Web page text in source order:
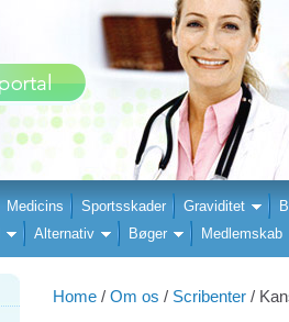
Medicins Sportsskader Graviditet
Alternativ Bøger Medlemskab
Home / Om os / Scribenter /